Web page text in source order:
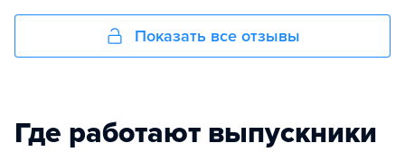
Показать все отзывы
Где работают выпускники